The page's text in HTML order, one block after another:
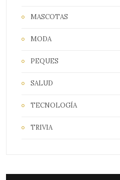
MASCOTAS
MODA
PEQUES
SALUD
TECNOLOGÍA
TRIVIA